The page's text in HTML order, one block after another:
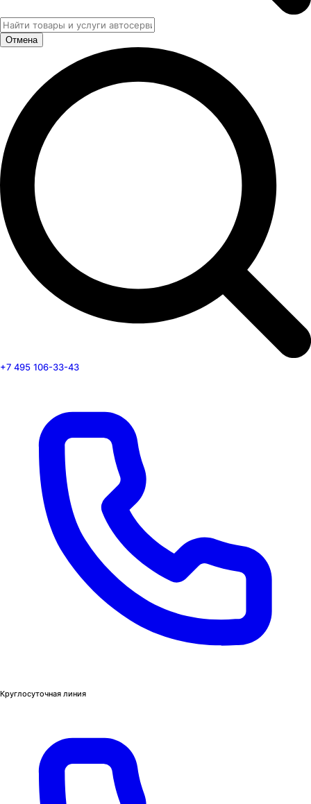
Отмена
+7 495 106-33-43
Круглосуточная линия